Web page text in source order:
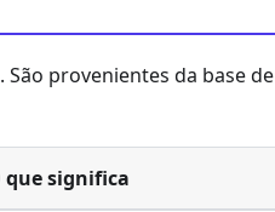
provenientes da base de
que significa